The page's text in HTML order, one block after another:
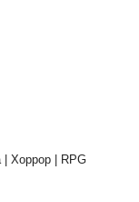
| Хоррор | RPG